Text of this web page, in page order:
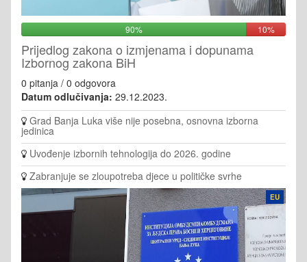
90% 10%
Prijedlog zakona o izmjenama i dopunama
Izbornog zakona BiH
0 pitanja / 0 odgovora
Datum odlučivanja: 29.12.2023.
Grad Banja Luka više nije posebna, osnovna izborna
jedinica
Uvođenje izbornih tehnologija do 2026. godine
Zabranjuje se zloupotreba djece u političke svrhe
EU